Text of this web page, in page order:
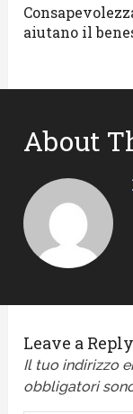
aiutano il
About
Leave a Reply
Il tuo indirizzo
obbligatori